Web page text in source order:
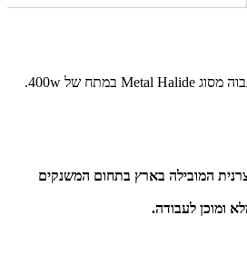
משנק המתאים לנורות לחץ גבוה מסוג Metal Halide במתח של 400w.
המובילה בארץ בתחום המשנקים
ומוכן לעבודה.